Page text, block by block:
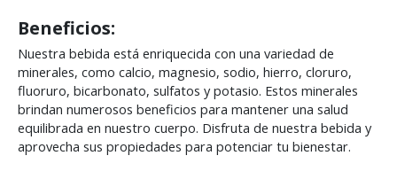
Beneficios:
Nuestra bebida está enriquecida con una variedad de
minerales, como calcio, magnesio, sodio, hierro, cloruro,
fluoruro, bicarbonato, sulfatos y potasio. Estos minerales
brindan numerosos beneficios para mantener una salud
equilibrada en nuestro cuerpo. Disfruta de nuestra bebida y
aprovecha sus propiedades para potenciar tu bienestar.